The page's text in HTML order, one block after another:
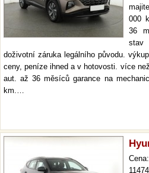
000
36
stav
doživotní záruka legálního původu.
ceny, peníze ihned a v hotovosti. více
aut. až 36 měsíců garance na
km.…